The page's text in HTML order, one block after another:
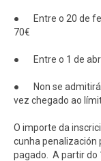
● Entre o 20 de
70€
● Entre o 1 de
● Non se
vez chegado ao
O importe da
cunha penalización
pagado. A partir do